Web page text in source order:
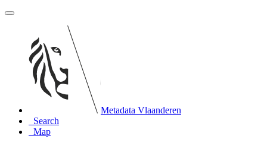
Metadata Vlaanderen
Search
Map